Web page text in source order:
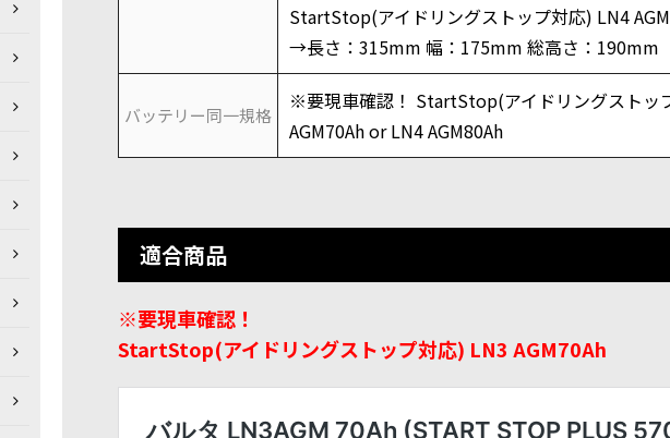
StartStop(アイドリングストップ対応) LN4
→長さ：315mm 幅：175mm 総高さ：190mm
バッテリー同一規格
※要現車確認！ StartStop(アイドリングストッ
AGM70Ah or LN4 AGM80Ah
適合商品
※要現車確認！
StartStop(アイドリングストップ対応) LN3 AGM70Ah